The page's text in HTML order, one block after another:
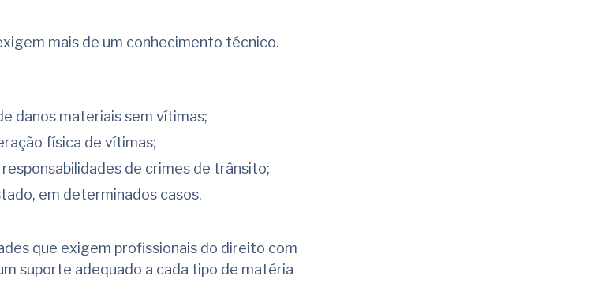
mais de um conhecimento técnico.
danos materiais sem vítimas;
física de vítimas;
de crimes de trânsito;
em determinados casos.
que exigem profissionais do direito com
suporte adequado a cada tipo de matéria